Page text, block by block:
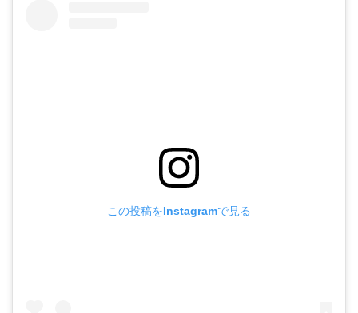
この投稿をInstagramで見る